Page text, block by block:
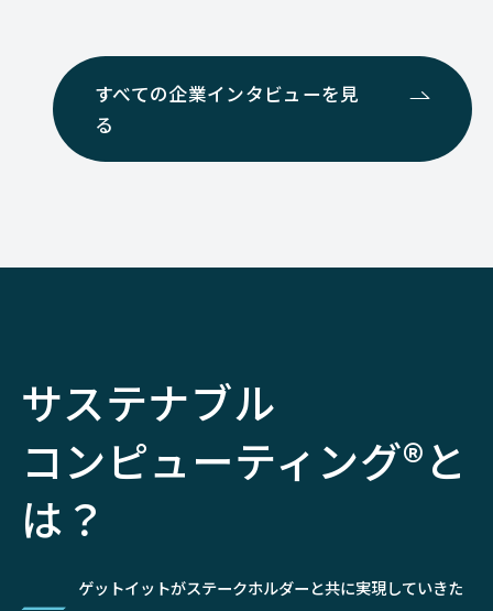
すべての企業インタビューを見
る
サステナブル
コンピューティング®と
は？
ゲットイットがステークホルダーと共に実現していきた